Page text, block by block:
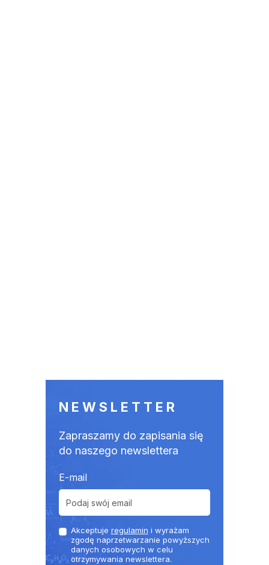
NEWSLETTER
Zapraszamy do zapisania się
do naszego newslettera
E-mail
Akceptuje regulamin i wyrażam
zgodę naprzetwarzanie powyższych
danych osobowych w celu
otrzymywania newslettera.